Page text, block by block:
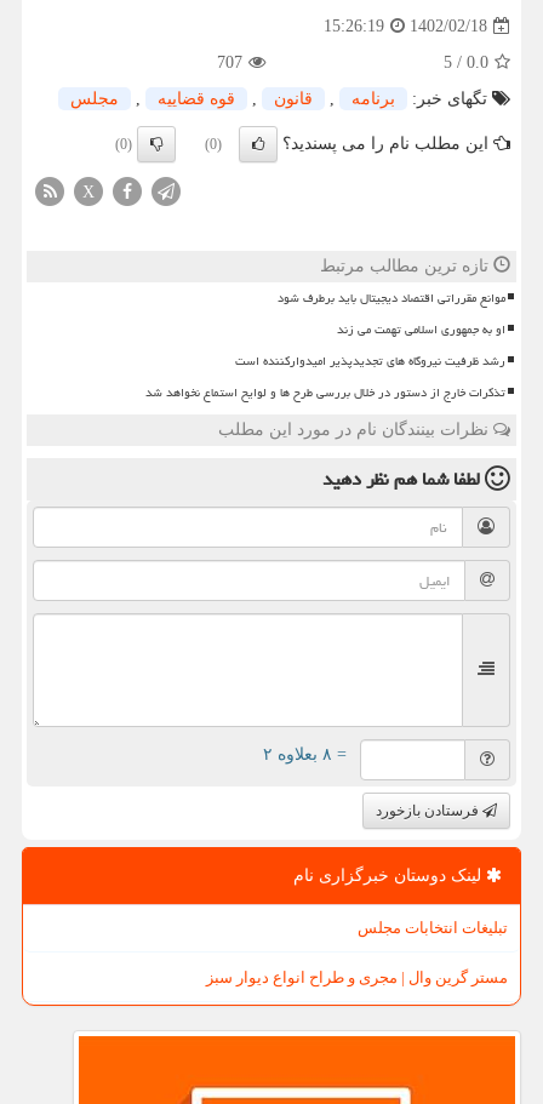
1402/02/18
15:26:19
0.0
/
5
707
تگهای خبر:
برنامه , قانون , قوه قضاییه , مجلس
این مطلب نام را می پسندید؟ (0)
(0)
X
تازه ترین مطالب مرتبط
موانع مقرراتی اقتصاد دیجیتال باید برطرف شود
او به جمهوری اسلامی تهمت می زند
رشد ظرفیت نیروگاه های تجدیدپذیر امیدوارکننده است
تذکرات خارج از دستور در خلال بررسی طرح ها و لوایح استماع نخواهد شد
نظرات بینندگان نام در مورد این مطلب
لطفا شما همنظر دهید
= ۸ بعلاوه ۲
فرستادن بازخورد
لینک دوستان خبرگزاری نام
تبلیغات انتخابات مجلس
مستر گرین وال | مجری و طراح انواع دیوار سبز